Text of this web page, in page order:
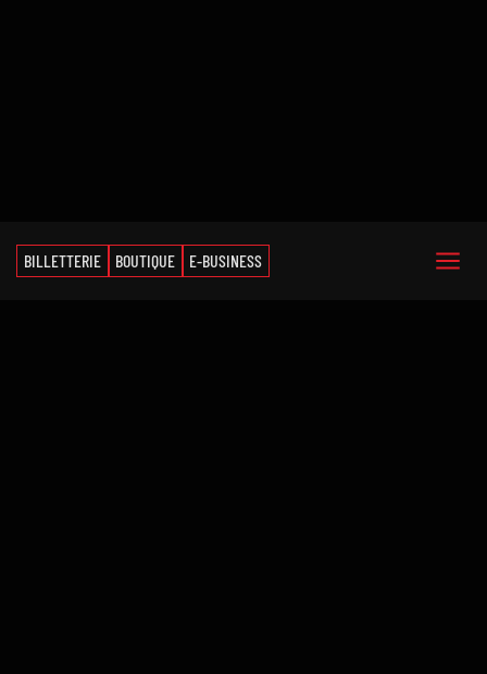
BILLETTERIE BOUTIQUE E-BUSINESS